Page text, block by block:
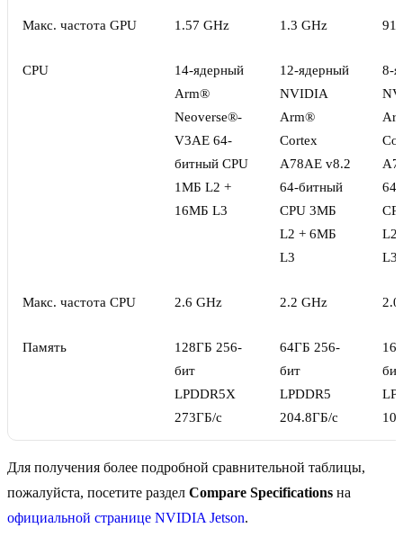
Макс. частота GPU 1.57 GHz 1.3 GHz
CPU
14-ядерный
Arm®
Neoverse®-
V3AE 64-
битный CPU
1МБ L2 +
16МБ L3
12-ядерный
NVIDIA
Arm®
Cortex
A78AE v8.2
64-битный
CPU 3МБ
L2 + 6МБ
L3
8-
L2
L3
Макс. частота CPU 2.6 GHz 2.2 GHz
Память
128ГБ 256-
бит
LPDDR5X
273ГБ/с
64ГБ 256-
бит
LPDDR5
204.8ГБ/с
бит
Для получения более подробной сравнительной таблицы,
пожалуйста, посетите раздел Compare Specifications на
официальной странице NVIDIA Jetson.